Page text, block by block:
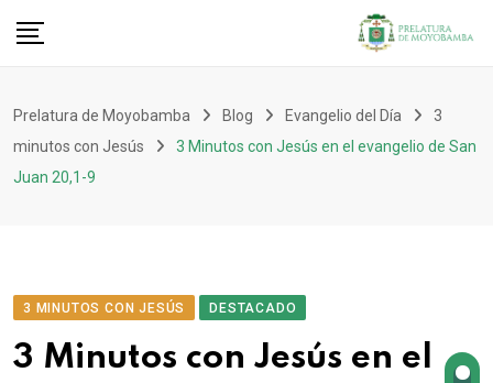
Prelatura de Moyobamba Blog Evangelio del Día
3
minutos con Jesús
3 Minutos con Jesús en el evangelio de San
Juan 20,1-9
3 MINUTOS CON JESÚS DESTACADO
3 Minutos con Jesús en el